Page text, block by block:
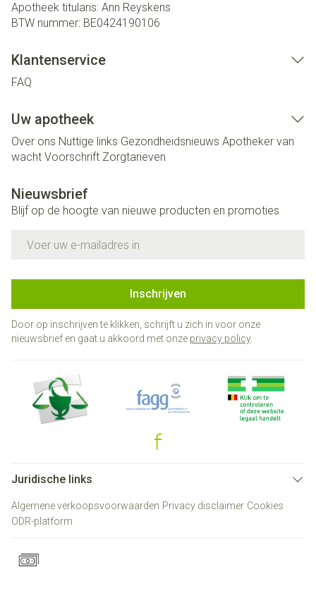
Apotheek titularis: Ann Reyskens
BTW nummer: BE0424190106
Klantenservice
FAQ
Uw apotheek
Over ons Nuttige links Gezondheidsnieuws Apotheker van
wacht Voorschrift Zorgtarieven
Nieuwsbrief
Blijf op de hoogte van nieuwe producten en promoties
Inschrijven
Door op inschrijven te klikken, schrijft u zich in voor onze
nieuwsbrief en gaat u akkoord met onze privacy policy.
Juridische links
Algemene verkoopsvoorwaarden Privacy disclaimer Cookies
ODR-platform